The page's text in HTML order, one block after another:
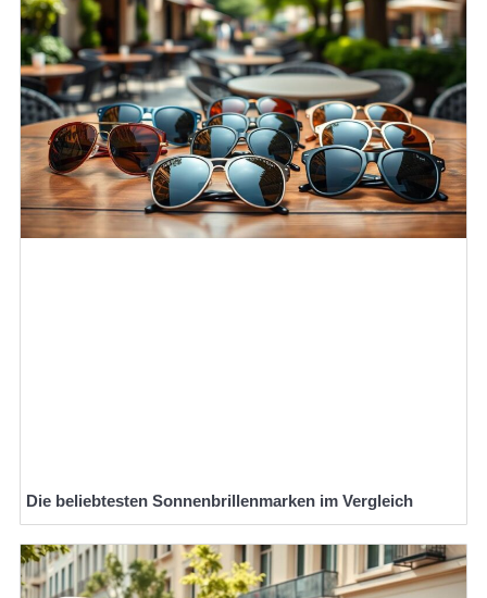
Die beliebtesten Sonnenbrillenmarken im Vergleich